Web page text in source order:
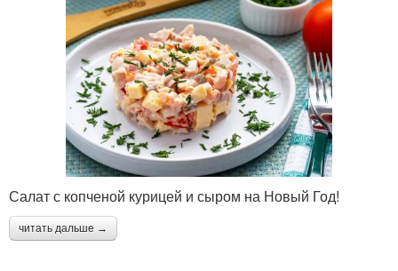
Салат с копченой курицей и сыром на Новый Год!
читать дальше →